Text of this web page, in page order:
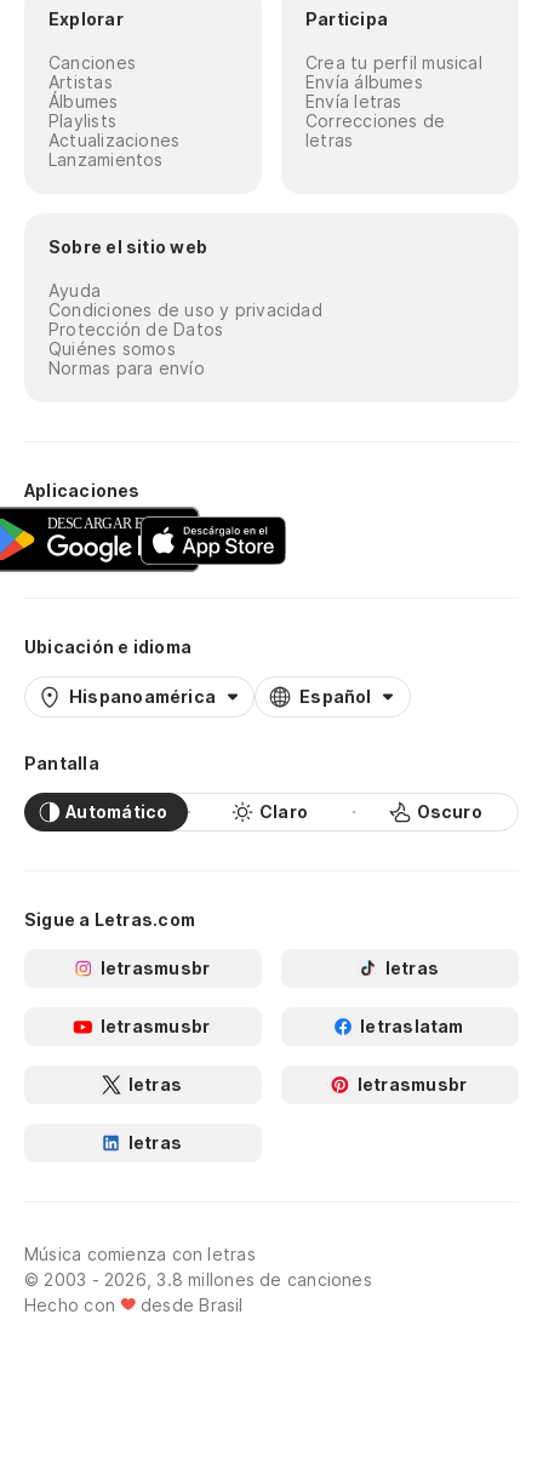
Explorar
Canciones
Artistas
Álbumes
Playlists
Actualizaciones
Lanzamientos
Participa
Crea tu perfil musical
Envía álbumes
Envía letras
Correcciones de
letras
Sobre el sitio web
Ayuda
Condiciones de uso y privacidad
Protección de Datos
Quiénes somos
Normas para envío
Aplicaciones
Ubicación e idioma
Hispanoamérica Español
Pantalla
Automático Claro Oscuro
Sigue a Letras.com
letrasmusbr letras
letrasmusbr letraslatam
letras letrasmusbr
letras
Música comienza con letras
© 2003 - 2026, 3.8 millones de canciones
Hecho con
desde Brasil